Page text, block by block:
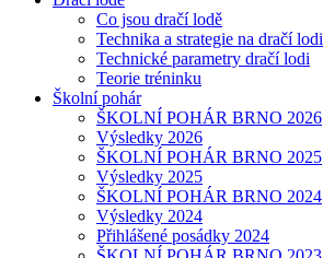
Co jsou dračí lodě
Technika a strategie na dračí lodi
Technické parametry dračí lodi
Teorie tréninku
Školní pohár
ŠKOLNÍ POHÁR BRNO 2026
Výsledky 2026
ŠKOLNÍ POHÁR BRNO 2025
Výsledky 2025
ŠKOLNÍ POHÁR BRNO 2024
Výsledky 2024
Přihlášené posádky 2024